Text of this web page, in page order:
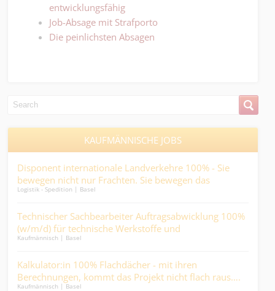
entwicklungsfähig
Job-Absage mit Strafporto
Die peinlichsten Absagen
KAUFMÄNNISCHE JOBS
Disponent internationale Landverkehre 100% - Sie
bewegen nicht nur Frachten. Sie bewegen das
Geschäft....
Logistik - Spedition | Basel
Technischer Sachbearbeiter Auftragsabwicklung 100%
(w/m/d) für technische Werkstoffe und
Industrieprodukte.
Kaufmännisch | Basel
Kalkulator:in 100% Flachdächer - mit ihren
Berechnungen, kommt das Projekt nicht flach raus….
Kaufmännisch | Basel